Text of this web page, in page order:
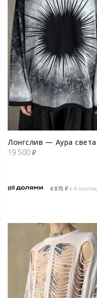
Лонгслив — Аура света
19 500 ₽
4 875 ₽х 4